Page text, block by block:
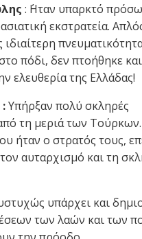
: ΄Ηταν υπαρκτό
εκστρατεία.
πόδι, δεν πτοήθηκε
ελευθερία της Ελλάδας!
Υπήρξαν πολύ σκληρές
τη μεριά των Τούρκων.
ήταν ο στρατός τους,
αυταρχισμό και τη
υπάρχει και
των λαών και των